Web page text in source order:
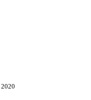
2020